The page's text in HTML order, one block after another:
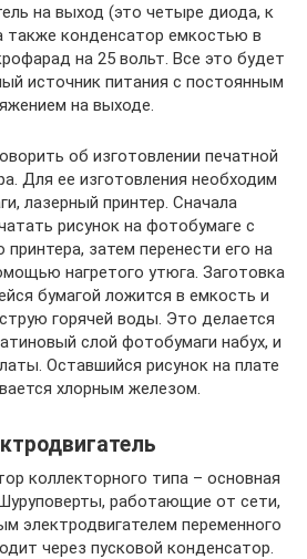
на выход (это четыре диода, к
также конденсатор емкостью в
на 25 вольт. Все это будет
источник питания с постоянным
на выходе.
об изготовлении печатной
Для ее изготовления необходим
лазерный принтер. Сначала
рисунок на фотобумаге с
затем перенести его на
нагретого утюга. Заготовка
бумагой ложится в емкость и
горячей воды. Это делается
слой фотобумаги набух, и
Оставшийся рисунок на плате
хлорным железом.
коллекторного типа – основная
работающие от сети,
электродвигателем переменного
через пусковой конденсатор.